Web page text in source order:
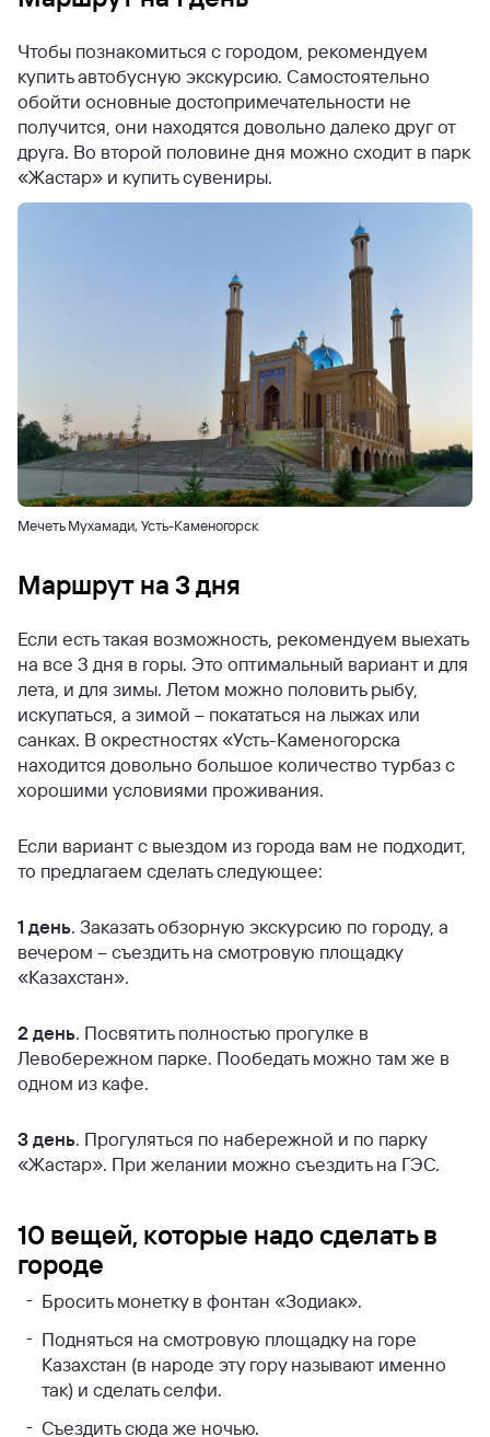
Чтобы познакомиться с городом, рекомендуем
купить автобусную экскурсию. Самостоятельно
обойти основные достопримечательности не
получится, они находятся довольно далеко друг от
друга. Во второй половине дня можно сходит в парк
«Жастар» и купить сувениры.
Мечеть Мухамади, Усть-Каменогорск
Маршрут на 3 дня
Если есть такая возможность, рекомендуем выехать
на все 3 дня в горы. Это оптимальный вариант и для
лета, и для зимы. Летом можно половить рыбу,
искупаться, а зимой – покататься на лыжах или
санках. В окрестностях «Усть-Каменогорска
находится довольно большое количество турбаз с
хорошими условиями проживания.
Если вариант с выездом из города вам не подходит,
то предлагаем сделать следующее:
1 день. Заказать обзорную экскурсию по городу, а
вечером – съездить на смотровую площадку
«Казахстан».
2 день. Посвятить полностью прогулке в
Левобережном парке. Пообедать можно там же в
одном из кафе.
3 день. Прогуляться по набережной и по парку
«Жастар». При желании можно съездить на ГЭС.
10 вещей, которые надо сделать в
городе
Бросить монетку в фонтан «Зодиак».
Подняться на смотровую площадку на горе
Казахстан (в народе эту гору называют именно
так) и сделать селфи.
Съездить сюда же ночью.